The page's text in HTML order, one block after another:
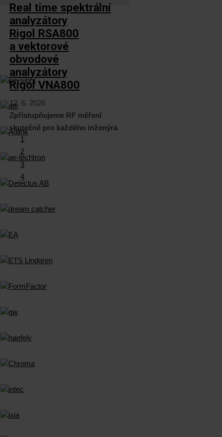
Real time spektrální
analyzátory
Rigol RSA800
a vektorové
obvodové
analyzátory
Rigol VNA800
12. 6. 2026
Zpřístupňujeme RF měření
skutečně pro každého inženýra
1
2
3
4